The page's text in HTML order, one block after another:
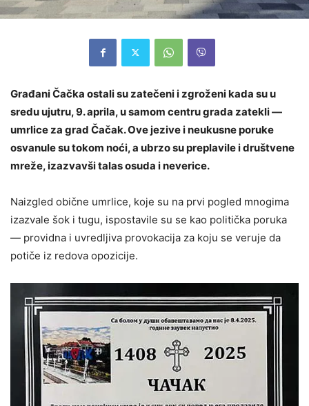
Građani Čačka ostali su zatečeni i zgroženi kada su u
sredu ujutru, 9. aprila, u samom centru grada zatekli —
umrlice za grad Čačak. Ove jezive i neukusne poruke
osvanule su tokom noći, a ubrzo su preplavile i društvene
mreže, izazvavši talas osuda i neverice.
Naizgled obične umrlice, koje su na prvi pogled mnogima
izazvale šok i tugu, ispostavile su se kao politička poruka
— providna i uvredljiva provokacija za koju se veruje da
potiče iz redova opozicije.